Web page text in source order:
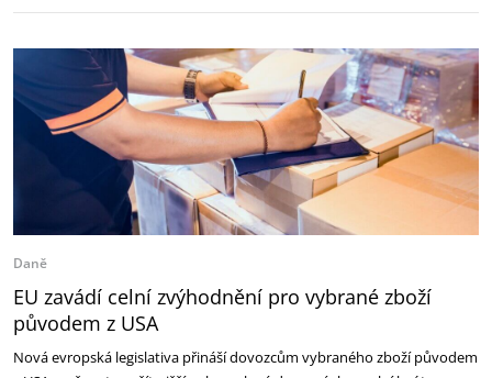
Daně
EU zavádí celní zvýhodnění pro vybrané zboží
původem z USA
Nová evropská legislativa přináší dovozcům vybraného zboží původem